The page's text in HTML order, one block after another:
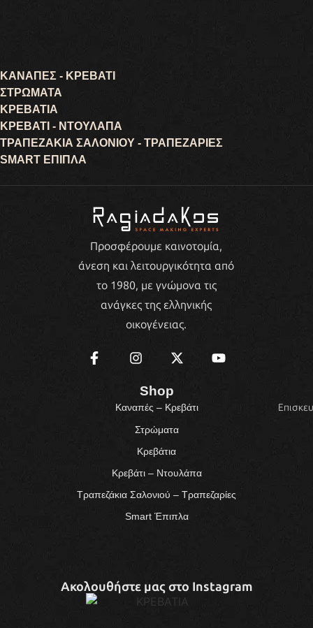
ΚΑΝΑΠΕΣ - ΚΡΕΒΑΤΙ
ΣΤΡΩΜΑΤΑ
ΚΡΕΒΑΤΙΑ
ΚΡΕΒΑΤΙ - ΝΤΟΥΛΑΠΑ
ΤΡΑΠΕΖΑΚΙΑ ΣΑΛΟΝΙΟΥ - ΤΡΑΠΕΖΑΡΙΕΣ
SMART ΕΠΙΠΛΑ
Προσφέρουμε καινοτομία,
άνεση και λειτουργικότητα από
το 1980, με γνώμονα τις
ανάγκες της ελληνικής
οικογένειας.
Shop
Καναπές – Κρεβάτι
Στρώματα
Κρεβάτια
Κρεβάτι – Ντουλάπα
Τραπεζάκια Σαλονιού – Τραπεζαρίες
Smart Έπιπλα
Ακολουθήστε μας στο Instagram